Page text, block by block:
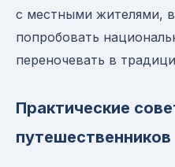
с местными жителями,
попробовать
переночевать в
Практические
путешественников